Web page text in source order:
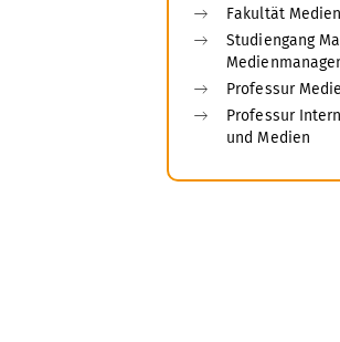
Fakultät Medien
Studiengang
Professur
Professur
und Medien